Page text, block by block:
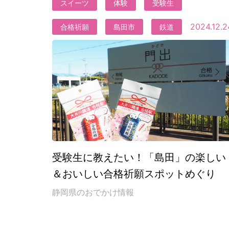
スイーツ 体験 受験生
合格祈願 島田市 鉄道
受験生に教えたい！「島田」の楽しい
＆おいしい合格祈願スポットめぐり
静岡県のおでかけ情報